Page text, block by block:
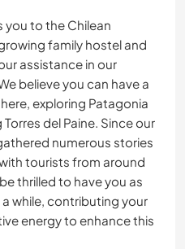
you to the Chilean
family hostel and
assistance in our
believe you can have a
exploring Patagonia
del Paine. Since our
numerous stories
tourists from around
thrilled to have you as
while, contributing your
energy to enhance this